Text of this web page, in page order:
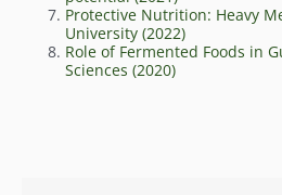
Protective Nutrition: Heavy
University (2022)
Role of Fermented Foods in
Sciences (2020)